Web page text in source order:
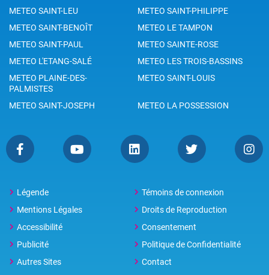
METEO SAINT-LEU
METEO SAINT-PHILIPPE
METEO SAINT-BENOÎT
METEO LE TAMPON
METEO SAINT-PAUL
METEO SAINTE-ROSE
METEO L'ETANG-SALÉ
METEO LES TROIS-BASSINS
METEO PLAINE-DES-
PALMISTES
METEO SAINT-LOUIS
METEO SAINT-JOSEPH METEO LA POSSESSION
Légende
Témoins de connexion
Mentions Légales
Droits de Reproduction
Accessibilité
Consentement
Publicité
Politique de Confidentialité
Autres Sites
Contact